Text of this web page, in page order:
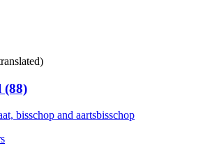
(88)
bisschop and aartsbisschop